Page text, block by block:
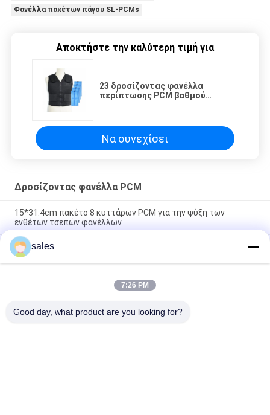
Φανέλλα πακέτων πάγου SL-PCMs
Αποκτήστε την καλύτερη τιμή για
23 δροσίζοντας φανέλλα
περίπτωσης PCM βαθμού
Να συνεχίσει
Δροσίζοντας φανέλλα PCM
15*31.4cm πακέτο 8 κυττάρων PCM για την ψύξη των
ενθέτων τσεπών φανέλλων
Οι επαναχρησιμοποιήσιμες τσέπες σακακιών PCM υλικές
δροσίζοντας παρεμβάλλουν τη ρυθμίζοντας θερμοκρασία
σώματος
20℃/δροσίζοντας φανέλλα 8 υγρασίας PCM 68f υψηλή
sales
7:26 PM
Good day, what product are you looking for?